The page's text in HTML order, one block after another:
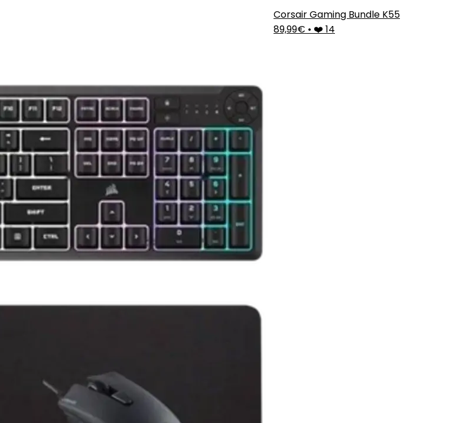
Corsair Gaming Bundle K55
89,99€ • ❤️ 14